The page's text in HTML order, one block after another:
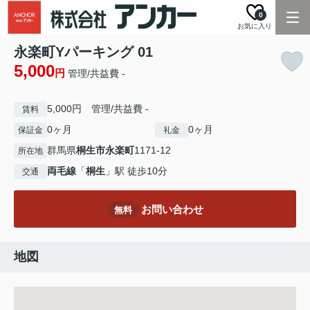
お気に入り
0
永楽町Yパーキング 01
5,000円 管理/共益費 -
賃料 5,000円 管理/共益費 -
保証金 0ヶ月 礼金 0ヶ月
所在地 群馬県桐生市永楽町1171-12
交通 両毛線 「桐生 」駅 徒歩10分
無料 お問い合わせ
地図